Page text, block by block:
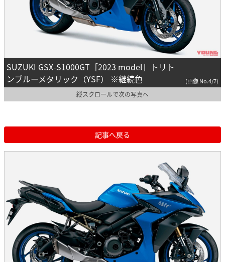
SUZUKI GSX-S1000GT［2023 model］トリト
ンブルーメタリック（YSF） ※継続色
(画像 No.4/7)
縦スクロールで次の写真へ
記事へ戻る